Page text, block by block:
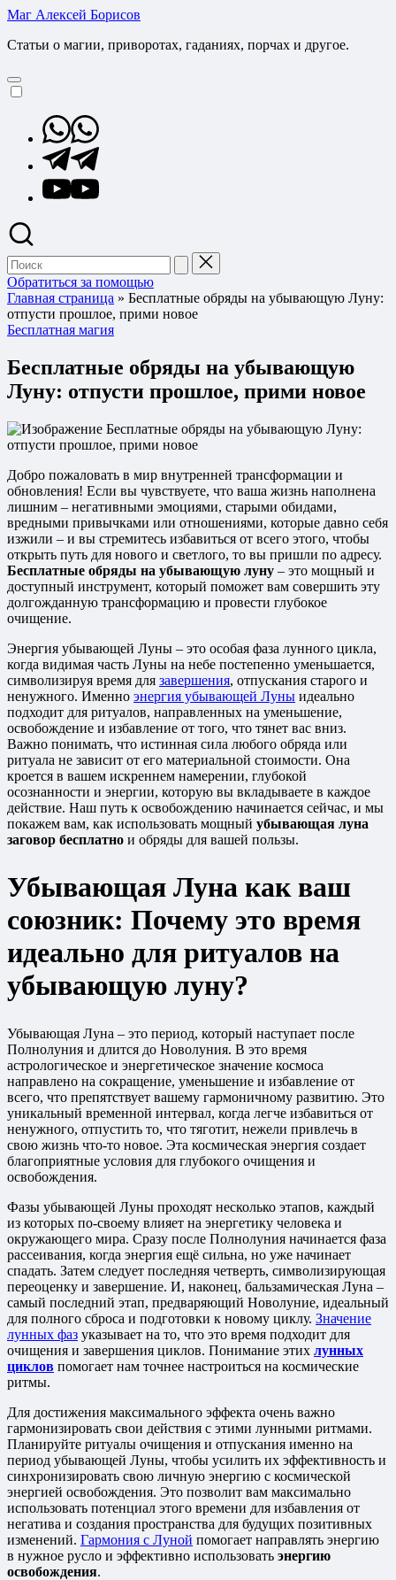
Перейти
содержимому
Маг Алексей Борисов
Статьи о магии, приворотах, гаданиях, порчах и другое.
Whatsapp
Telegram
YouTube
Поиск
для:
Обратиться за помощью
Главная страница » Бесплатные обряды на убывающую Луну:
отпусти прошлое, прими новое
Опубликовано
Бесплатная магия
Бесплатные обряды на убывающую
Луну: отпусти прошлое, прими новое
Добро пожаловать в мир внутренней трансформации и
обновления! Если вы чувствуете, что ваша жизнь наполнена
лишним – негативными эмоциями, старыми обидами,
вредными привычками или отношениями, которые давно себя
изжили – и вы стремитесь избавиться от всего этого, чтобы
открыть путь для нового и светлого, то вы пришли по адресу.
Бесплатные обряды на убывающую луну – это мощный и
доступный инструмент, который поможет вам совершить эту
долгожданную трансформацию и провести глубокое
очищение.
Энергия убывающей Луны – это особая фаза лунного цикла,
когда видимая часть Луны на небе постепенно уменьшается,
символизируя время для завершения, отпускания старого и
ненужного. Именно энергия убывающей Луны идеально
подходит для ритуалов, направленных на уменьшение,
освобождение и избавление от того, что тянет вас вниз.
Важно понимать, что истинная сила любого обряда или
ритуала не зависит от его материальной стоимости. Она
кроется в вашем искреннем намерении, глубокой
осознанности и энергии, которую вы вкладываете в каждое
действие. Наш путь к освобождению начинается сейчас, и мы
покажем вам, как использовать мощный убывающая луна
заговор бесплатно и обряды для вашей пользы.
Убывающая Луна как ваш
союзник: Почему это время
идеально для ритуалов на
убывающую луну?
Убывающая Луна – это период, который наступает после
Полнолуния и длится до Новолуния. В это время
астрологическое и энергетическое значение космоса
направлено на сокращение, уменьшение и избавление от
всего, что препятствует вашему гармоничному развитию. Это
уникальный временной интервал, когда легче избавиться от
ненужного, отпустить то, что тяготит, нежели привлечь в
свою жизнь что-то новое. Эта космическая энергия создает
благоприятные условия для глубокого очищения и
освобождения.
Фазы убывающей Луны проходят несколько этапов, каждый
из которых по-своему влияет на энергетику человека и
окружающего мира. Сразу после Полнолуния начинается фаза
рассеивания, когда энергия ещё сильна, но уже начинает
спадать. Затем следует последняя четверть, символизирующая
переоценку и завершение. И, наконец, бальзамическая Луна –
самый последний этап, предваряющий Новолуние, идеальный
для полного сброса и подготовки к новому циклу. Значение
лунных фаз указывает на то, что это время подходит для
очищения и завершения циклов. Понимание этих лунных
циклов помогает нам точнее настроиться на космические
ритмы.
Для достижения максимального эффекта очень важно
гармонизировать свои действия с этими лунными ритмами.
Планируйте ритуалы очищения и отпускания именно на
период убывающей Луны, чтобы усилить их эффективность и
синхронизировать свою личную энергию с космической
энергией освобождения. Это позволит вам максимально
использовать потенциал этого времени для избавления от
негатива и создания пространства для будущих позитивных
изменений. Гармония с Луной помогает направлять энергию
в нужное русло и эффективно использовать энергию
освобождения.